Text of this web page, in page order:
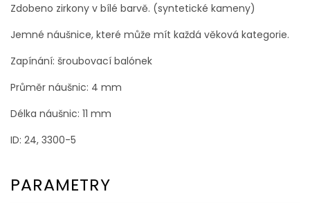
Zdobeno zirkony v bílé barvě. (syntetické kameny)
Jemné náušnice, které může mít každá věková kategorie.
Zapínání: šroubovací balónek
Průměr náušnic: 4 mm
Délka náušnic: 11 mm
ID: 24, 3300-5
PARAMETRY